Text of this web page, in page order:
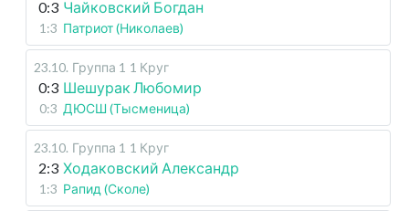
0:3 Чайковский Богдан
1:3 Патриот (Николаев)
23.10. Группа 1 1 Круг
0:3 Шешурак Любомир
0:3 ДЮСШ (Тысменица)
23.10. Группа 1 1 Круг
2:3 Ходаковский Александр
1:3 Рапид (Сколе)